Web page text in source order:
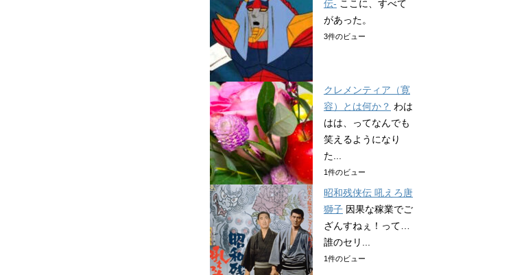
伝- ここに、すべて
があった。
3件のビュー
クレメンティア（寛
容）とは何か？ わは
はは、ってなんでも
笑えるようになり
た...
1件のビュー
昭和残侠伝 吼えろ唐
獅子 因果な稼業でご
ざんすねぇ！って…
誰のセリ...
1件のビュー